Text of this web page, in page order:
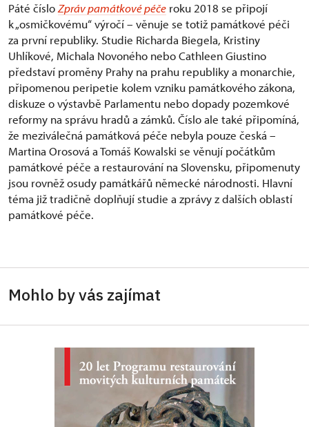
Páté čísloZpráv památkové péče roku 2018 se připojí
k „osmičkovému“ výročí – věnuje se totiž památkové péči
za první republiky. Studie Richarda Biegela, Kristiny
Uhlíkové, Michala Novoného nebo Cathleen Giustino
představí proměny Prahy na prahu republiky a monarchie,
připomenou peripetie kolem vzniku památkového zákona,
diskuze o výstavbě Parlamentu nebo dopady pozemkové
reformy na správu hradů a zámků. Číslo ale také připomíná,
že meziválečná památková péče nebyla pouze česká –
Martina Orosová a Tomáš Kowalski se věnují počátkům
památkové péče a restaurování na Slovensku, připomenuty
jsou rovněž osudy památkářů německé národnosti. Hlavní
téma již tradičně doplňují studie a zprávy z dalších oblastí
památkové péče.
Mohlo by vás zajímat